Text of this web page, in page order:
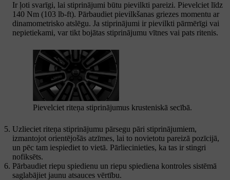
Ir ļoti svarīgi, lai stiprinājumi būtu pievilkti pareizi. Pievelciet līdz
140 Nm (103 lb-ft). Pārbaudiet pievilkšanas griezes momentu ar
dinamometrisko atslēgu. Ja stiprinājumi ir pievilkti pārmērīgi vai
nepietiekami, var tikt bojātas stiprinājumu vītnes vai pats ritenis.
Pievelciet riteņa stiprinājumus krusteniskā secībā.
Uzlieciet riteņa stiprinājumu pārsegu pāri stiprinājumiem,
izmantojot orientējošās atzīmes, lai to novietotu pareizā pozīcijā,
un pēc tam iespiediet to vietā. Pārliecinieties, ka tas ir stingri
nofiksēts.
Pārbaudiet riepu spiedienu un riepu spiediena kontroles sistēmā
saglabājiet jaunu atsauces vērtību.